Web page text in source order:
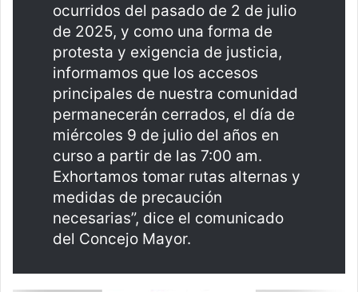
ocurridos del pasado de 2 de julio
de 2025, y como una forma de
protesta y exigencia de justicia,
informamos que los accesos
principales de nuestra comunidad
permanecerán cerrados, el día de
miércoles 9 de julio del años en
curso a partir de las 7:00 am.
Exhortamos tomar rutas alternas y
medidas de precaución
necesarias”, dice el comunicado
del Concejo Mayor.